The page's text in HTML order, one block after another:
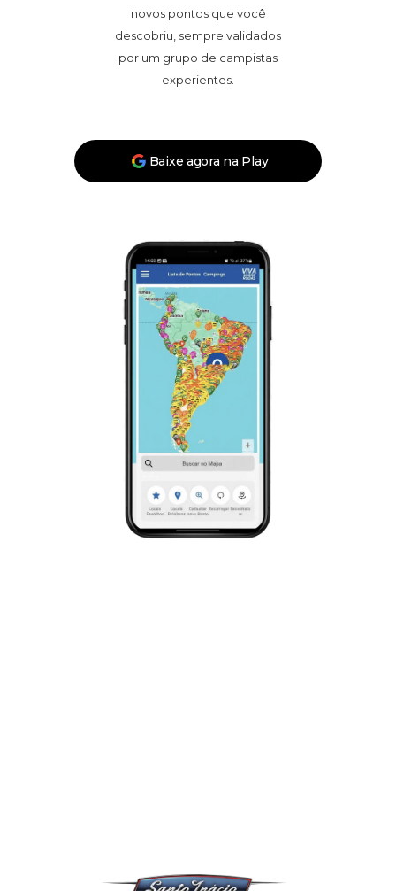
novos pontos que você
descobriu, sempre validados
por um grupo de campistas
experientes.
Baixe agora na Play